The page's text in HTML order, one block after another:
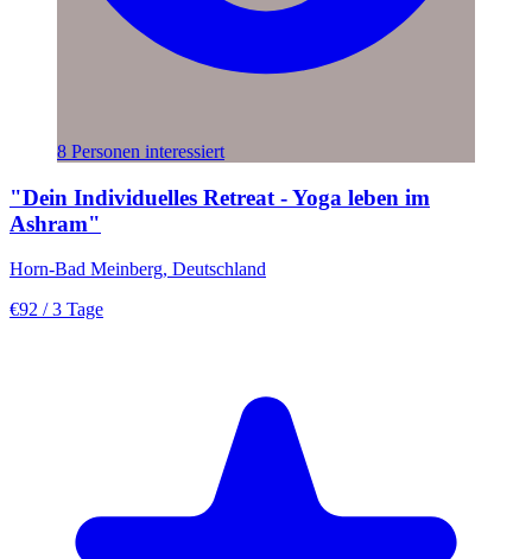
8 Personen interessiert
"Dein Individuelles Retreat - Yoga leben im
Ashram"
Horn-Bad Meinberg, Deutschland
€92 / 3 Tage